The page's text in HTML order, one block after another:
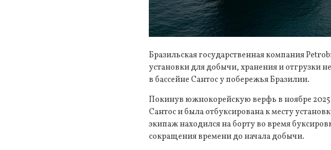
Бразильская государственная компания
установки для добычи, хранения и отгрузки
в бассейне Сантос у побережья Бразилии.
Покинув южнокорейскую верфь в ноябре 2025
Сантос и была отбуксирована к месту
экипаж находился на борту во время
сокращения времени до начала добычи.